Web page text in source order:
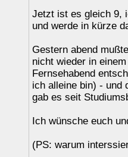
Jetzt ist es gleich 9,
und werde in kürze
Gestern abend
nicht wieder in
Fernsehabend
ich alleine bin) - und
gab es seit
Ich wünsche euch
(PS: warum